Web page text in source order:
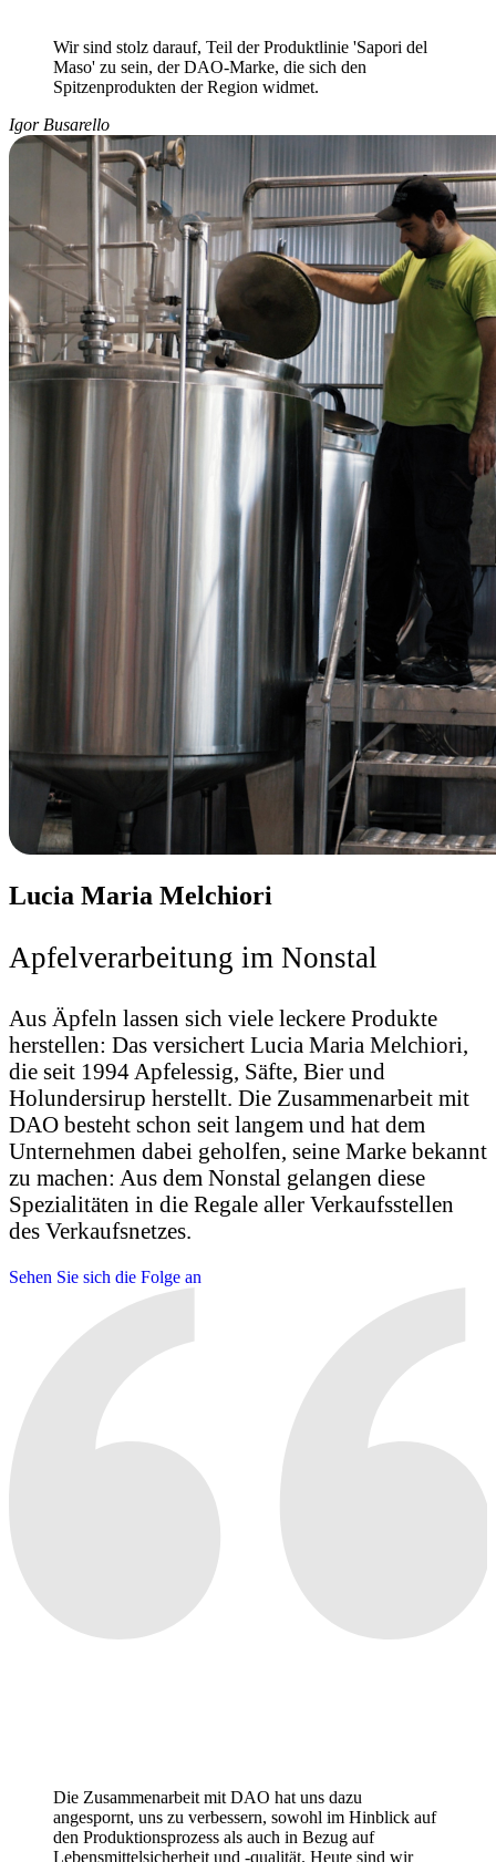
Wir sind stolz darauf, Teil der Produktlinie 'Sapori del
Maso' zu sein, der DAO-Marke, die sich den
Spitzenprodukten der Region widmet.
Igor Busarello
Lucia Maria Melchiori
Apfelverarbeitung im Nonstal
Aus Äpfeln lassen sich viele leckere Produkte
herstellen: Das versichert Lucia Maria Melchiori,
die seit 1994 Apfelessig, Säfte, Bier und
Holundersirup herstellt. Die Zusammenarbeit mit
DAO besteht schon seit langem und hat dem
Unternehmen dabei geholfen, seine Marke bekannt
zu machen: Aus dem Nonstal gelangen diese
Spezialitäten in die Regale aller Verkaufsstellen
des Verkaufsnetzes.
Sehen Sie sich die Folge an
Die Zusammenarbeit mit DAO hat uns dazu
angespornt, uns zu verbessern, sowohl im Hinblick auf
den Produktionsprozess als auch in Bezug auf
Lebensmittelsicherheit und -qualität. Heute sind wir